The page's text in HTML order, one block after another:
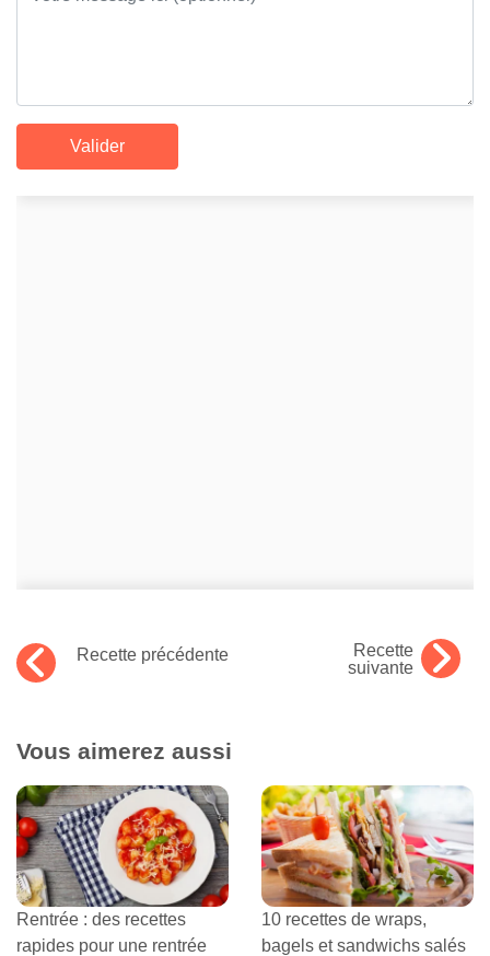
Recette précédente
Recette
suivante
Vous aimerez aussi
Rentrée : des recettes
rapides pour une rentrée
10 recettes de wraps,
bagels et sandwichs salés